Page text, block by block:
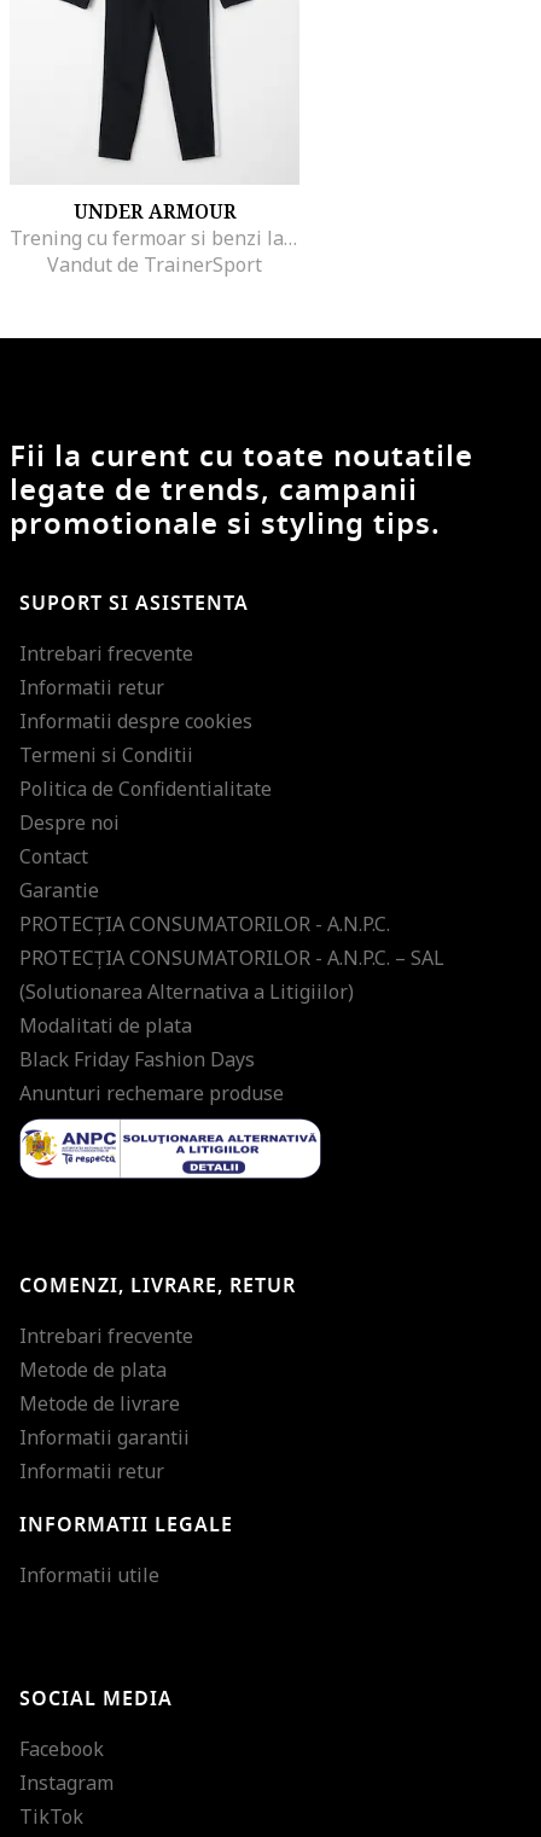
UNDER ARMOUR
Trening cu fermoar si benzi laterale contrastante pentru fitness21`, Negru
Vandut de TrainerSport
Fii la curent cu toate noutatile
legate de trends, campanii
promotionale si styling tips.
SUPORT SI ASISTENTA
Intrebari frecvente
Informatii retur
Informatii despre cookies
Termeni si Conditii
Politica de Confidentialitate
Despre noi
Contact
Garantie
PROTECŢIA CONSUMATORILOR - A.N.P.C.
PROTECŢIA CONSUMATORILOR - A.N.P.C. – SAL
(Solutionarea Alternativa a Litigiilor)
Modalitati de plata
Black Friday Fashion Days
Anunturi rechemare produse
COMENZI, LIVRARE, RETUR
Intrebari frecvente
Metode de plata
Metode de livrare
Informatii garantii
Informatii retur
INFORMATII LEGALE
Informatii utile
SOCIAL MEDIA
Facebook
Instagram
TikTok